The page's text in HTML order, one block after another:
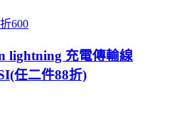
600
lightning 充電傳輸線
任二件88折)